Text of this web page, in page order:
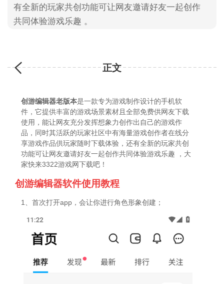
有全新的玩家共创功能可让网友邀请好友一起创作
共同体验游戏乐趣 。
正文
创游编辑器老版本是一款专为游戏制作设计的手机软
件，它提供丰富的游戏场景素材且全部免费供网友下载
使用，能让网友充分发挥想象力创作出自己的游戏作
品，同时其活跃的玩家社区中有海量游戏创作者在线分
享游戏作品供玩家随时下载体验，还有全新的玩家共创
功能可让网友邀请好友一起创作共同体验游戏乐趣 ，大
家快来3322游戏网下载吧！
创游编辑器软件使用教程
1、首次打开app，会让你进行角色形象创建；